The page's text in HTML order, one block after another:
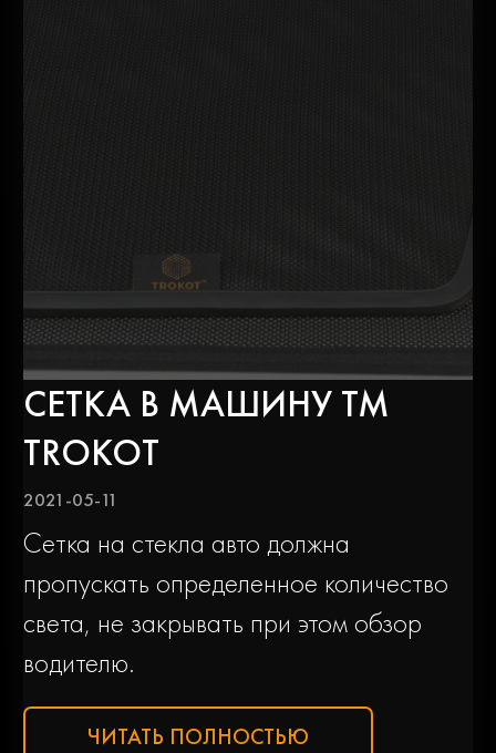
СЕТКА В МАШИНУ ТМ
TROKOT
2021-05-11
Сетка на стекла авто должна
пропускать определенное количество
света, не закрывать при этом обзор
водителю.
ЧИТАТЬ ПОЛНОСТЬЮ